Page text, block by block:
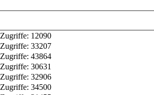
Zugriffe: 12090
Zugriffe: 33207
Zugriffe: 43864
Zugriffe: 30631
Zugriffe: 32906
Zugriffe: 34500